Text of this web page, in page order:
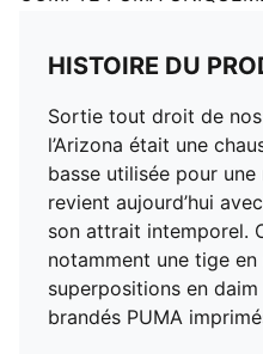
HISTOIRE DU
Sortie tout droit de
l’Arizona était une
basse utilisée pour
revient aujourd’hui
son attrait intemporel.
notamment une tige en
superpositions en
brandés PUMA